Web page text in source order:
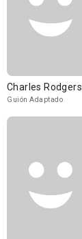
Charles Rodgers
Guión Adaptado